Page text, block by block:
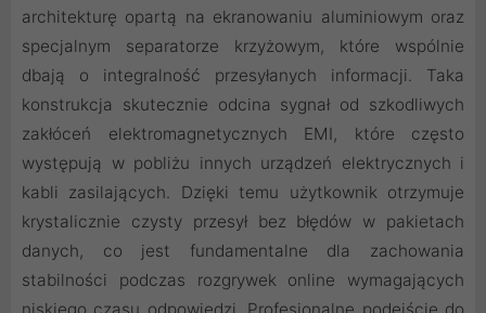
architekturę opartą na ekranowaniu aluminiowym oraz
specjalnym separatorze krzyżowym, które wspólnie
dbają o integralność przesyłanych informacji. Taka
konstrukcja skutecznie odcina sygnał od szkodliwych
zakłóceń elektromagnetycznych EMI, które często
występują w pobliżu innych urządzeń elektrycznych i
kabli zasilających. Dzięki temu użytkownik otrzymuje
krystalicznie czysty przesył bez błędów w pakietach
danych, co jest fundamentalne dla zachowania
stabilności podczas rozgrywek online wymagających